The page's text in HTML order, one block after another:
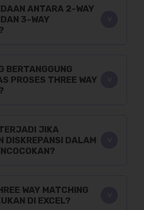
ANTARA 2-WAY
3-WAY
BERTANGGUNG
PROSES THREE WAY
JIKA
DISKREPANSI DALAM
WAY MATCHING
DI EXCEL?